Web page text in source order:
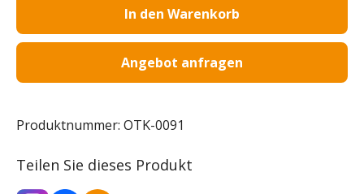
In den Warenkorb
Angebot anfragen
Produktnummer: OTK-0091
Teilen Sie dieses Produkt